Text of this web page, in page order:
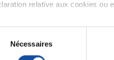
relative aux cookies ou
le permettez, nous
Collecter des informations
Nécessaires
rôle consiste à évaluer
d’en déterminer le